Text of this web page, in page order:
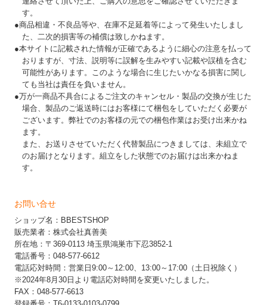
す。
●商品相違・不良品等や、在庫不足延着等によって発生いたしまし
た、二次的損害等の補償は致しかねます。
●本サイトに記載された情報が正確であるように細心の注意を払って
おりますが、寸法、説明等に誤解を生みやすい記載や誤植を含む
可能性があります。このような場合に生じたいかなる損害に関し
ても当社は責任を負いません。
●万が一商品不具合によるご注文のキャンセル・製品の交換が生じた
場合、製品のご返送時にはお客様にて梱包をしていただく必要が
ございます。弊社でのお客様の元での梱包作業はお受け出来かね
ます。
また、お送りさせていただく代替製品につきましては、未組立で
のお届けとなります。組立をした状態でのお届けは出来かねま
す。
お問い合せ
ショップ名：BBESTSHOP
販売業者：株式会社真善美
所在地：〒369-0113 埼玉県鴻巣市下忍3852-1
電話番号：048-577-6612
電話応対時間：営業日9:00～12:00、13:00～17:00（土日祝除く）
※2024年8月30日より電話応対時間を変更いたしました。
FAX：048-577-6613